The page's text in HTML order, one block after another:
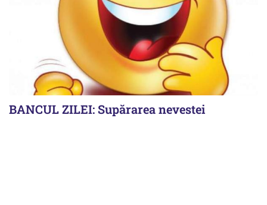
BANCUL ZILEI: Supărarea nevestei